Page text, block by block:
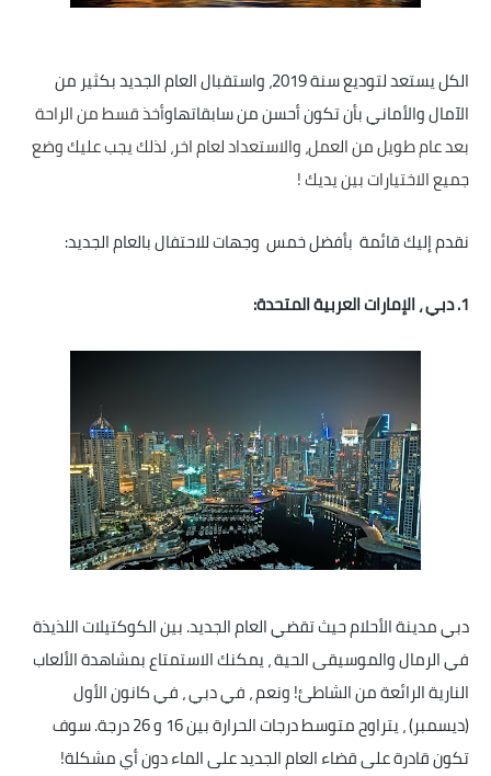
الكل يستعد لتوديع سنة 2019، واستقبال العام الجديد بكثير من
الآمال والأماني بأن تكون أحسن من سابقاتهاوأخذ قسط من الراحة
بعد عام طويل من العمل، والاستعداد لعام اخر، لذلك يجب عليك وضع
جميع الاختيارات بين يديك !
نقدم إليك قائمة بأفضل خمس وجهات للاحتفال بالعام الجديد:
1. دبي ، الإمارات العربية المتحدة:
دبي مدينة الأحلام حيث تقضي العام الجديد. بين الكوكتيلات اللذيذة
في الرمال والموسيقى الحية ، يمكنك الاستمتاع بمشاهدة الألعاب
النارية الرائعة من الشاطئ! ونعم ، في دبي ، في كانون الأول
(ديسمبر) ، يتراوح متوسط ​​درجات الحرارة بين 16 و 26 درجة. سوف
تكون قادرة على قضاء العام الجديد على الماء دون أي مشكلة!